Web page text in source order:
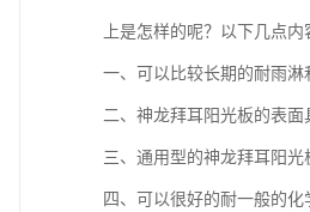
上是怎样的呢？以下几点内
一、可以比较长期的耐雨淋
二、神龙拜耳阳光板的表面
三、通用型的神龙拜耳阳
四、可以很好的耐一般的